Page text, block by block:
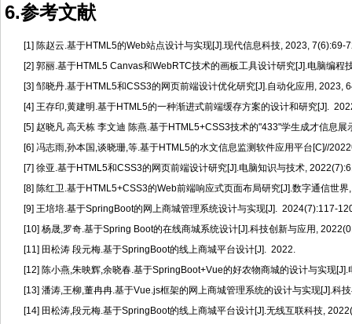
6.参考文献
[1] 陈赵云.基于HTML5的Web站点设计与实现[J].现代信息科技, 2023, 7(6):69-
[2] 郭丽.基于HTML5 Canvas和WebRTC技术的画板工具设计研究[J].电脑编程
[3] 邹晓丹.基于HTML5和CSS3的网页前端设计优化研究[J].自动化应用, 2023,
[4] 王存印,黄建明.基于HTML5的一种渐进式前端缓存方案的设计和研究[J].
[5] 赵晓凡 高天栋 李文迪 陈燕.基于HTML5+CSS3技术的"433"学生成才信息展
[6] 冯志雨,孙本国,谈晓珊,等.基于HTML5的水文信息监测软件应用平台[C]//
[7] 徐亚.基于HTML5和CSS3的网页前端设计研究[J].电脑知识与技术,
[8] 陈红卫.基于HTML5+CSS3的Web前端响应式页面布局研究[J].数字通信世
[9] 王培培.基于SpringBoot的网上商城管理系统设计与实现[J]. 2024(7):117-
[10] 杨晟,罗奇.基于Spring Boot的在线商城系统设计[J].科技创新与应用,
[11] 田松涛 段元梅.基于SpringBoot的线上商城平台设计[J]. 2022.
[12] 陈小燕,朱映辉,余晓春.基于SpringBoot+Vue的好农物商城的设计与实现
[13] 潘涛,王柳,董冉冉.基于Vue.js框架的网上商城管理系统的设计与实现[J].科
[14] 田松涛,段元梅.基于SpringBoot的线上商城平台设计[J].无线互联科技,